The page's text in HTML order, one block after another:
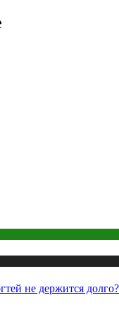
не держится долго?